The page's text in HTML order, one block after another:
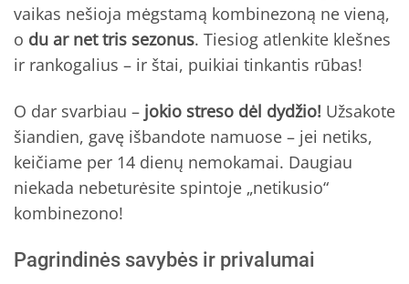
vaikas nešioja mėgstamą kombinezoną ne vieną,
o du ar net tris sezonus. Tiesiog atlenkite klešnes
ir rankogalius – ir štai, puikiai tinkantis rūbas!
O dar svarbiau – jokio streso dėl dydžio! Užsakote
šiandien, gavę išbandote namuose – jei netiks,
keičiame per 14 dienų nemokamai. Daugiau
niekada nebeturėsite spintoje „netikusio“
kombinezono!
Pagrindinės savybės ir privalumai